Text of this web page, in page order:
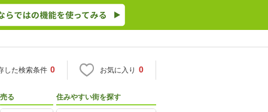
した検索条件 0 お気に入り 0
売る 住みやすい街を探す